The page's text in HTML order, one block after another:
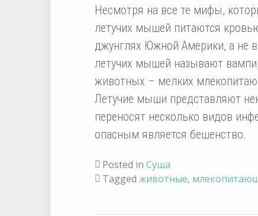
Несмотря на все те мифы,
летучих мышей питаются
джунглях Южной Америки, а не
летучих мышей называют
животных – мелких
Летучие мыши представляют
переносят несколько видов
опасным является бешенство.
Posted in Суша
Tagged животные,